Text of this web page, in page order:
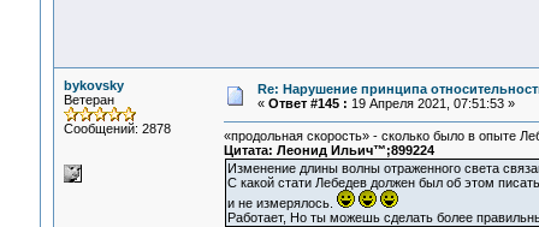
bykovsky
Ветеран
Сообщений: 2878
Re: Нарушение принципа
« Ответ #145 : 19 Апреля 2021, 07:51:53 »
«продольная скорость» - сколько было в опыте
Цитата: Леонид Ильич™;899224
Изменение длины волны отраженного света
С какой стати Лебедев должен был об этом
и не измерялось.
Работает, Но ты можешь сделать более